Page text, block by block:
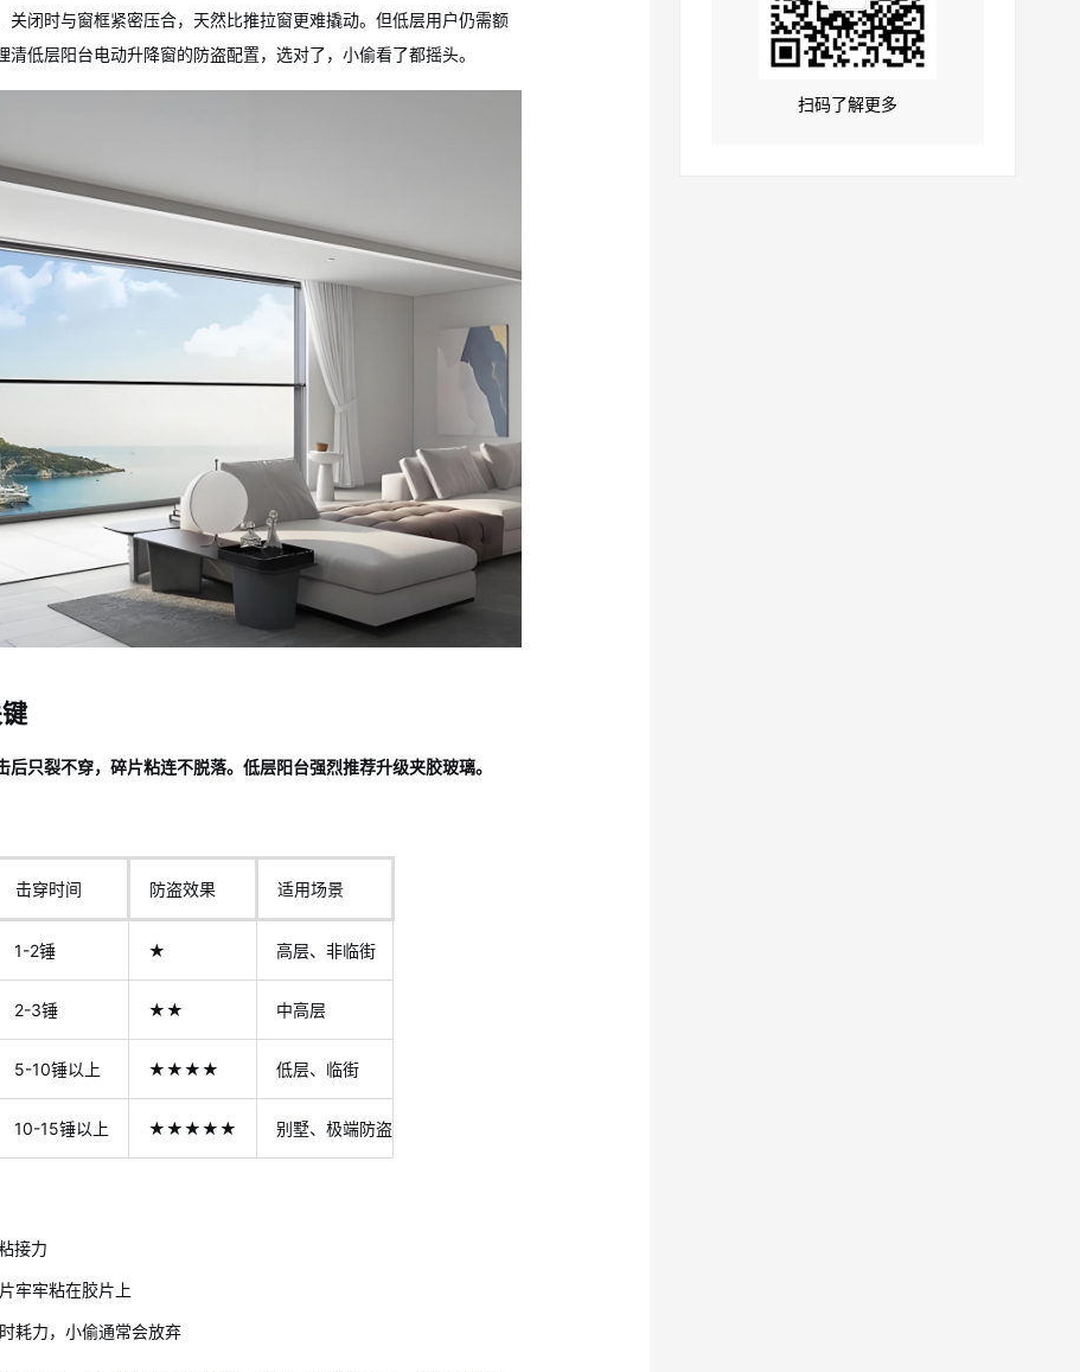
闭时与窗框紧密压合，天然比推拉窗更难撬动。但低层用户仍需额
低层阳台电动升降窗的防盗配置，选对了，小偷看了都摇头。
只裂不穿，碎片粘连不脱落。低层阳台强烈推荐升级夹胶玻璃。
击穿时间 防盗效果 适用场景
1-2锤 ★ 高层、非临街
2-3锤 ★★ 中高层
5-10锤以上 ★★★★ 低层、临街
10-15锤以上 ★★★★★ 别墅、极端防盗
接力
牢牢粘在胶片上
耗力，小偷通常会放弃
扫码了解更多